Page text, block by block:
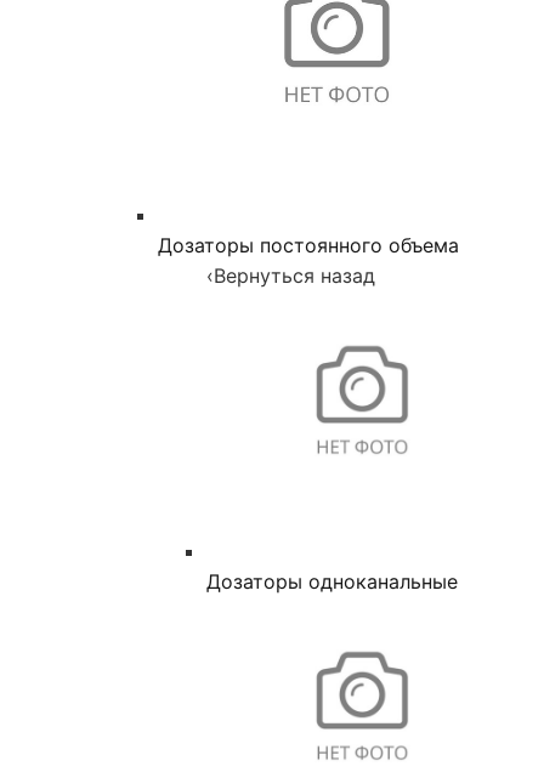
Дозаторы постоянного объема
‹Вернуться назад
Дозаторы одноканальные